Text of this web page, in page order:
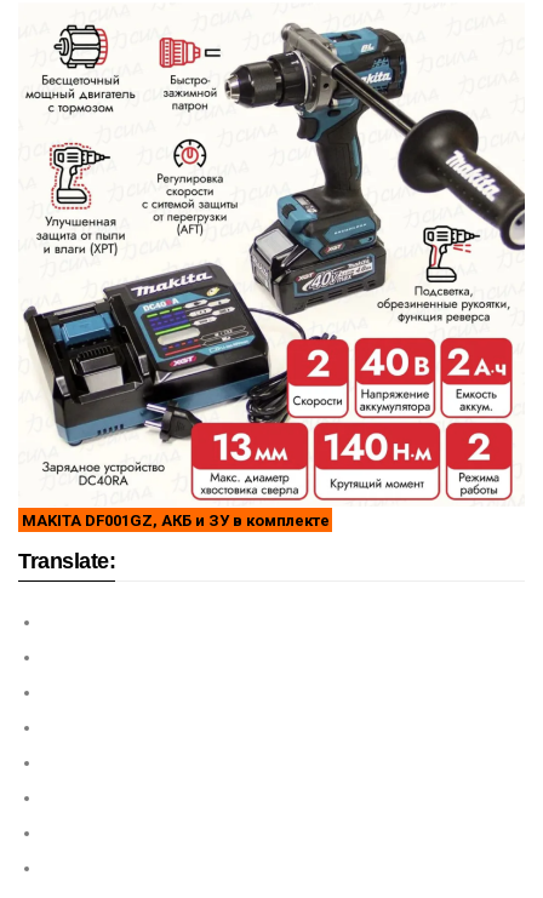
MAKITA DF001GZ, АКБ и ЗУ в комплекте
Translate: